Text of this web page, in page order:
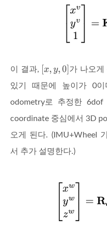
이 결과,
가 나오게
있기 때문에 높이가 0이
odometry로 추정한
coordinate 중심에서 3D
오게 된다. (IMU+Wheel
서 추가 설명한다.)